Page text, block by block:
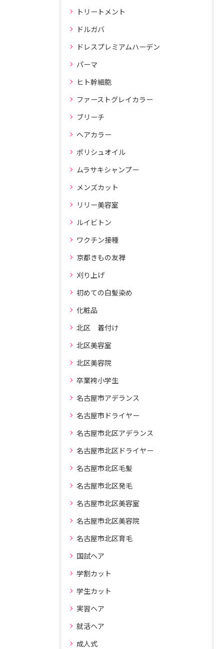
トリートメント
ドルガバ
ドレスプレミアムハーデン
パーマ
ヒト幹細胞
ファーストグレイカラー
ブリーチ
ヘアカラー
ポリシュオイル
ムラサキシャンプー
メンズカット
リリー美容室
ルイビトン
ワクチン接種
京都きもの友禅
刈り上げ
初めての白髪染め
化粧品
北区 着付け
北区美容室
北区美容院
卒業袴小学生
名古屋市アデランス
名古屋市ドライヤー
名古屋市北区アデランス
名古屋市北区ドライヤー
名古屋市北区毛髪
名古屋市北区発毛
名古屋市北区美容室
名古屋市北区美容院
名古屋市北区育毛
国試ヘア
学割カット
学生カット
実習ヘア
就活ヘア
成人式